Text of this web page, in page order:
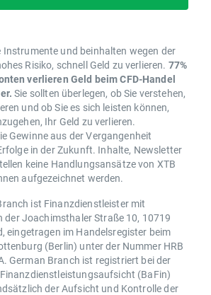
Instrumente und beinhalten wegen der
Risiko, schnell Geld zu verlieren. 77%
verlieren Geld beim CFD-Handel
Sie sollten überlegen, ob Sie verstehen,
und ob Sie es sich leisten können,
Ihr Geld zu verlieren.
Gewinne aus der Vergangenheit
in der Zukunft. Inhalte, Newsletter
keine Handlungsansätze von XTB
aufgezeichnet werden.
ist Finanzdienstleister mit
der Joachimsthaler Straße 10, 10719
eingetragen im Handelsregister beim
(Berlin) unter der Nummer HRB
German Branch ist registriert bei der
(BaFin)
der Aufsicht und Kontrolle der